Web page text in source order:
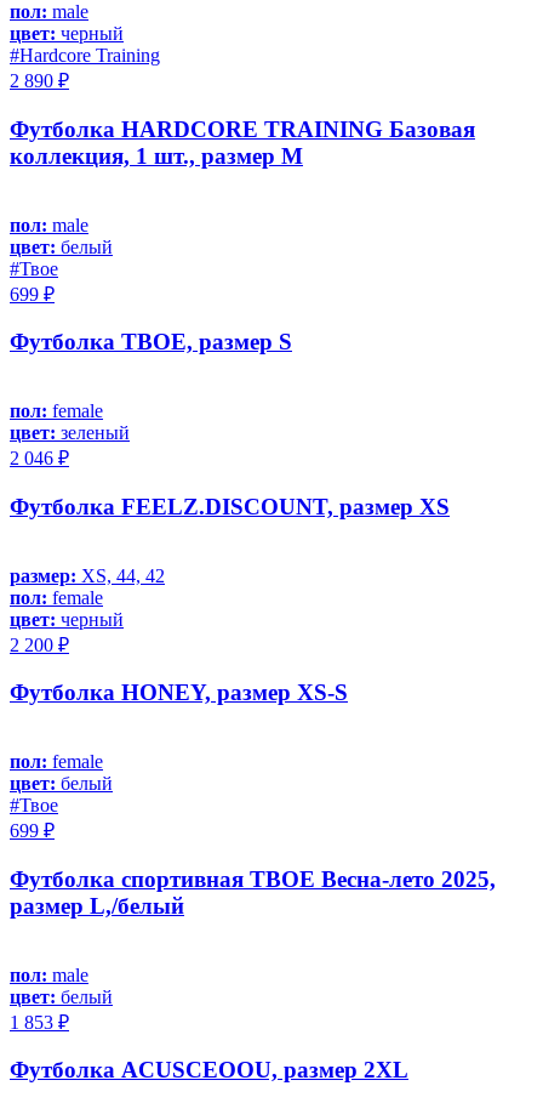
пол: male
цвет: черный
#Hardcore Training
2 890 ₽
Футболка HARDCORE TRAINING Базовая
коллекция, 1 шт., размер M
пол: male
цвет: белый
#Твое
699 ₽
Футболка ТВОЕ, размер S
пол: female
цвет: зеленый
2 046 ₽
Футболка FEELZ.DISCOUNT, размер XS
размер: XS, 44, 42
пол: female
цвет: черный
2 200 ₽
Футболка HONEY, размер XS-S
пол: female
цвет: белый
#Твое
699 ₽
Футболка спортивная ТВОЕ Весна-лето 2025,
размер L,/белый
пол: male
цвет: белый
1 853 ₽
Футболка ACUSCEOOU, размер 2XL